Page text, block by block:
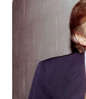
Encadernação
Filtro dos